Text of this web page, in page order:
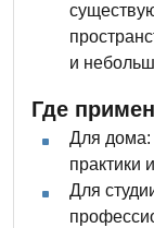
и
Где
Для дома:
практики
Для